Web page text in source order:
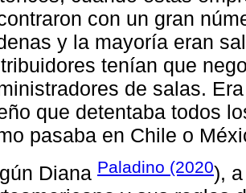
con un gran
y la mayoría eran
tenían que
de salas.
que detentaba todos
pasaba en Chile o
Diana Paladino (2020),